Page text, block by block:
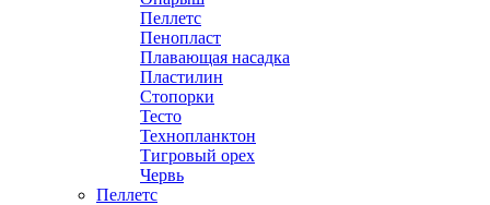
Пеллетс
Пенопласт
Плавающая насадка
Пластилин
Стопорки
Тесто
Технопланктон
Тигровый орех
Червь
Пеллетс